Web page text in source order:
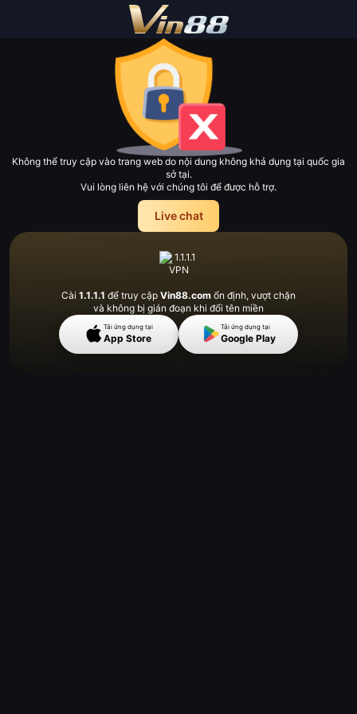
Không thể truy cập vào trang web do nội dung không khả dụng tại quốc gia
sở tại.
Vui lòng liên hệ với chúng tôi để được hỗ trợ.
Live chat
Cài 1.1.1.1 để truy cập Vin88.com ổn định, vượt chặn
và không bị gián đoạn khi đổi tên miền
Tải ứng dụng tại
App Store
Tải ứng dụng tại
Google Play